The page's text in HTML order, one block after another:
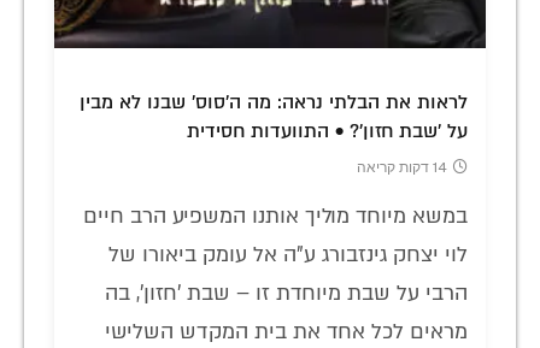
לראות את הבלתי נראה: מה ה'סוס' שבנו לא מבין
על 'שבת חזון'? • התוועדות חסידית
14 דקות קריאה
במשא מיוחד מוליך אותנו המשפיע הרב חיים
לוי יצחק גינזבורג ע"ה אל עומק ביאורו של
הרבי על שבת מיוחדת זו – שבת 'חזון', בה
מראים לכל אחד את בית המקדש השלישי